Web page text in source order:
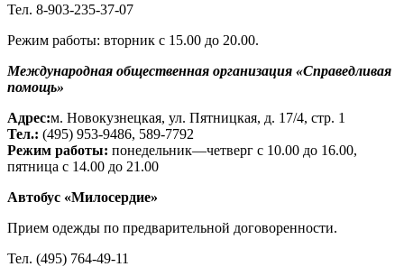
Тел. 8-903-235-37-07
Режим работы: вторник с 15.00 до 20.00.
Международная общественная организация «Справедливая
помощь»
Адрес:м. Новокузнецкая, ул. Пятницкая, д. 17/4, стр. 1
Тел.: (495) 953-9486, 589-7792
Режим работы: понедельник—четверг с 10.00 до 16.00,
пятница с 14.00 до 21.00
Автобус «Милосердие»
Прием одежды по предварительной договоренности.
Тел. (495) 764-49-11